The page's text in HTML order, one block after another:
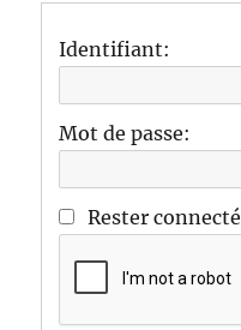
Identifiant:
Mot de passe:
Rester connecté